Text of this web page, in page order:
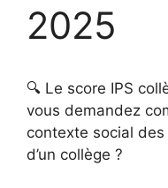
2025
🔍 Le score IPS
vous demandez
contexte social
d’un collège ?